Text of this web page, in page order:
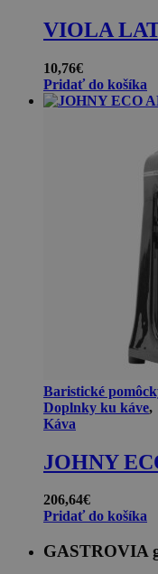
VIOLA
10,76€
Pridať do košíka
Baristické
Doplnky ku káve,
Káva
JOHNY
206,64€
Pridať do košíka
GASTROVIA